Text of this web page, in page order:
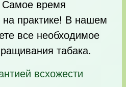
время
на практике! В нашем
все необходимое
табака.
всхожести